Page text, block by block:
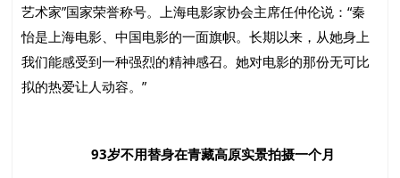
艺术家”国家荣誉称号。上海电影家协会主席任仲伦说：“秦
怡是上海电影、中国电影的一面旗帜。长期以来，从她身上
我们能感受到一种强烈的精神感召。她对电影的那份无可比
拟的热爱让人动容。”
93岁不用替身在青藏高原实景拍摄一个月